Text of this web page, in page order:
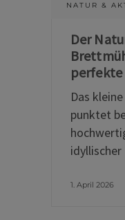
NATUR &
Der
perfekte
Das
punktet
idyllischer
1. April 2026